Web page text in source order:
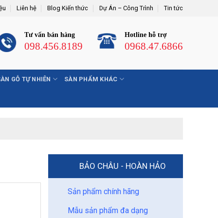
Liên hệ Blog Kiến thức Dự Án – Công Trình Tin tức
Tư vấn bán hàng
098.456.8189
Hotline hỗ trợ
0968.47.6866
GỖ TỰ NHIÊN SÀN PHẨM KHÁC
BẢO CHÂU - HOÀN HẢO
Sản phẩm chính hãng
Mẫu sản phẩm đa dạng